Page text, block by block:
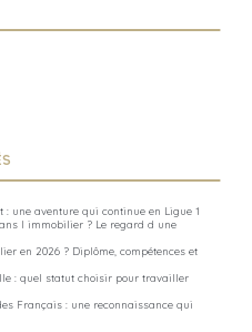
: une aventure qui continue en Ligue 1
l immobilier ? Le regard d une
en 2026 ? Diplôme, compétences et
: quel statut choisir pour travailler
Français : une reconnaissance qui